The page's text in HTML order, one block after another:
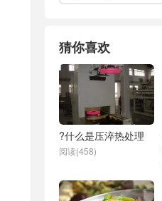
猜你喜欢
?什么是压淬热处理
阅读(458)